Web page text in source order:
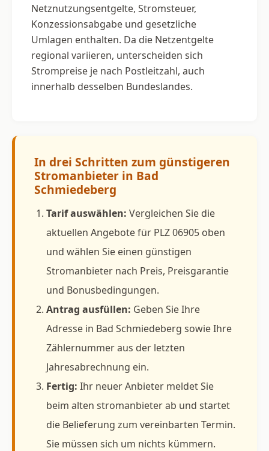
Netznutzungsentgelte, Stromsteuer,
Konzessionsabgabe und gesetzliche
Umlagen enthalten. Da die Netzentgelte
regional variieren, unterscheiden sich
Strompreise je nach Postleitzahl, auch
innerhalb desselben Bundeslandes.
In drei Schritten zum günstigeren
Stromanbieter in Bad
Schmiedeberg
Tarif auswählen: Vergleichen Sie die
aktuellen Angebote für PLZ 06905 oben
und wählen Sie einen günstigen
Stromanbieter nach Preis, Preisgarantie
und Bonusbedingungen.
Antrag ausfüllen: Geben Sie Ihre
Adresse in Bad Schmiedeberg sowie Ihre
Zählernummer aus der letzten
Jahresabrechnung ein.
Fertig: Ihr neuer Anbieter meldet Sie
beim alten stromanbieter ab und startet
die Belieferung zum vereinbarten Termin.
Sie müssen sich um nichts kümmern.